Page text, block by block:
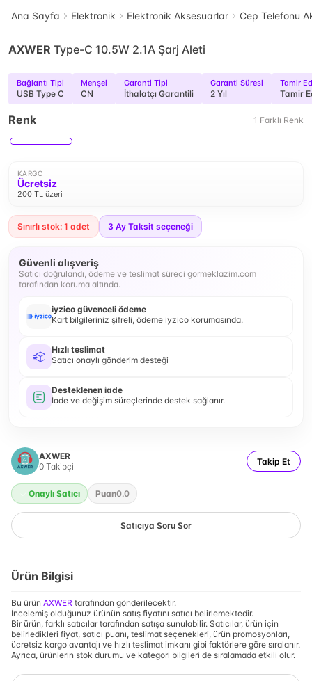
Ana Sayfa Elektronik Elektronik Aksesuarlar Cep Telefonu
AXWER Type-C 10.5W 2.1A Şarj Aleti
Bağlantı Tipi
USB Type C
Menşei
CN
Garanti Tipi
İthalatçı Garantili
Garanti Süresi
2 Yıl
Tamir
Tamir
Renk 1 Farklı Renk
KARGO
Ücretsiz
200 TL üzeri
Sınırlı stok: 1 adet 3 Ay Taksit seçeneği
Güvenli alışveriş
Satıcı doğrulandı, ödeme ve teslimat süreci gormeklazim.com
tarafından koruma altında.
iyzico güvenceli ödeme
Kart bilgileriniz şifreli, ödeme iyzico korumasında.
Hızlı teslimat
Satıcı onaylı gönderim desteği
Desteklenen iade
İade ve değişim süreçlerinde destek sağlanır.
AXWER
0 Takipçi Takip Et
Onaylı Satıcı Puan0.0
Satıcıya Soru Sor
Ürün Bilgisi
Bu ürün AXWER tarafından gönderilecektir.
İncelemiş olduğunuz ürünün satış fiyatını satıcı belirlemektedir.
Bir ürün, farklı satıcılar tarafından satışa sunulabilir. Satıcılar, ürün için
belirledikleri fiyat, satıcı puanı, teslimat seçenekleri, ürün promosyonları,
ücretsiz kargo avantajı ve hızlı teslimat imkanı gibi faktörlere göre sıralanır.
Ayrıca, ürünlerin stok durumu ve kategori bilgileri de sıralamada etkili olur.